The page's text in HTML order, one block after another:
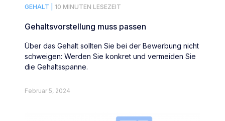
GEHALT | 10 MINUTEN LESEZEIT
Gehaltsvorstellung muss passen
Über das Gehalt sollten Sie bei der Bewerbung nicht
schweigen: Werden Sie konkret und vermeiden Sie
die Gehaltsspanne.
Februar 5, 2024